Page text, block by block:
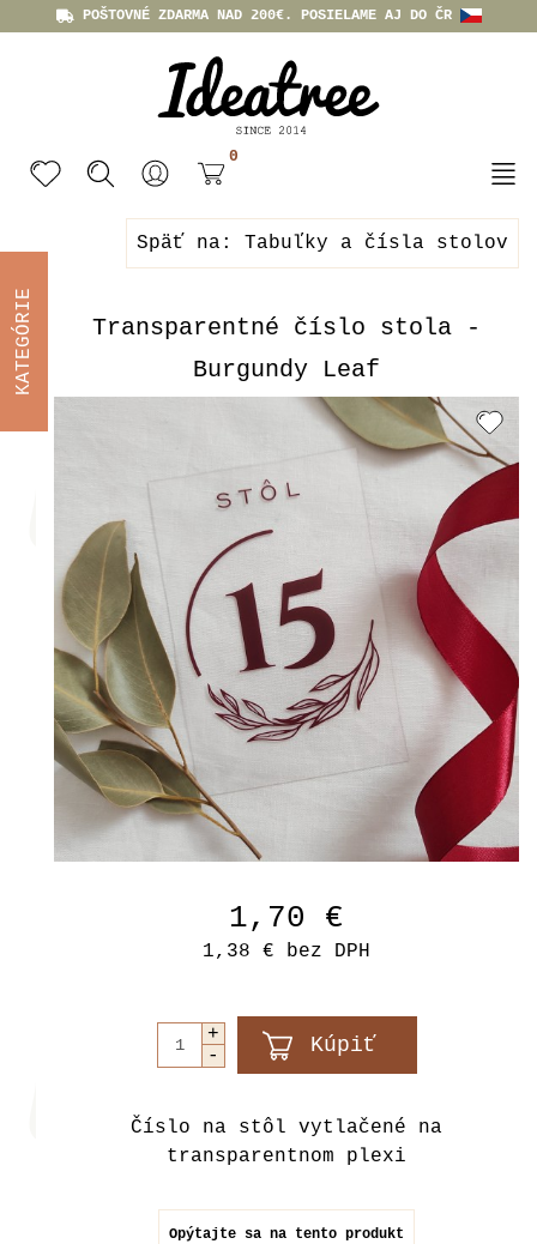
POŠTOVNÉ ZDARMA NAD 200€. POSIELAME AJ DO ČR
0
Späť na: Tabuľky a čísla stolov
Transparentné číslo stola -
Burgundy Leaf
1,70 €
1,38 € bez DPH
Číslo na stôl vytlačené na
transparentnom plexi
Opýtajte sa na tento produkt
KATEGÓRIE